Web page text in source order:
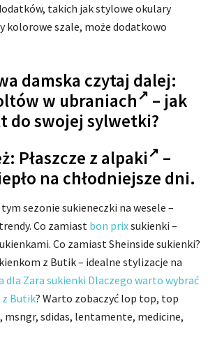
takich jak stylowe okulary
kolorowe szale, może dodatkowo
damska czytaj dalej:
w ubraniach
– jak
do swojej sylwetki?
Płaszcze z alpaki
–
na chłodniejsze dni.
sezonie sukieneczki na wesele –
Co zamiast bon prixsukienki –
Co zamiast Sheinside sukienki?
z Butik – idealne stylizacje na
dla Zara sukienki Dlaczego warto wybrać
z Butik? Warto zobaczyć lop top, top
msngr, sdidas, lentamente, medicine,